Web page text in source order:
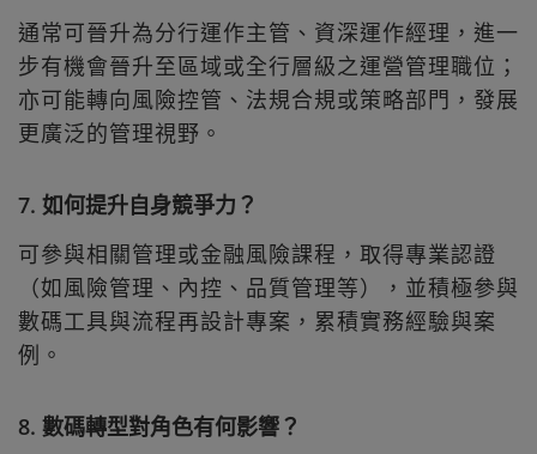
通常可晉升為分行運作主管、資深運作經理，進一
步有機會晉升至區域或全行層級之運營管理職位；
亦可能轉向風險控管、法規合規或策略部門，發展
更廣泛的管理視野。
7. 如何提升自身競爭力？
可參與相關管理或金融風險課程，取得專業認證
（如風險管理、內控、品質管理等），並積極參與
數碼工具與流程再設計專案，累積實務經驗與案
例。
8. 數碼轉型對角色有何影響？